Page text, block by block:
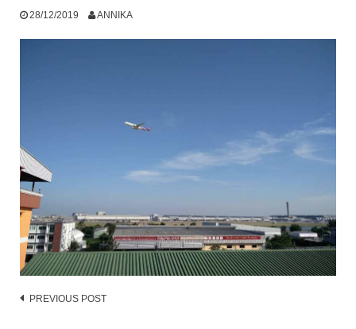
28/12/2019 ANNIKA
Post
PREVIOUS POST